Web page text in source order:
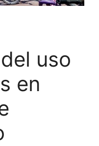
uso
en